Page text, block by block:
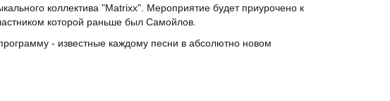
коллектива "Matrixx". Мероприятие будет приурочено к
которой раньше был Самойлов.
- известные каждому песни в абсолютно новом